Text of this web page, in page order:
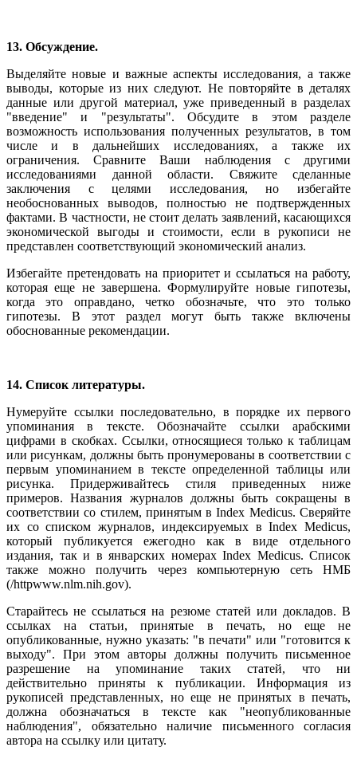
13. Обсуждение.
Выделяйте новые и важные аспекты исследования, а также
выводы, которые из них следуют. Не повторяйте в деталях
данные или другой материал, уже приведенный в разделах
"введение" и "результаты". Обсудите в этом разделе
возможность использования полученных результатов, в том
числе и в дальнейших исследованиях, а также их
ограничения. Сравните Ваши наблюдения с другими
исследованиями данной области. Свяжите сделанные
заключения с целями исследования, но избегайте
необоснованных выводов, полностью не подтвержденных
фактами. В частности, не стоит делать заявлений, касающихся
экономической выгоды и стоимости, если в рукописи не
представлен соответствующий экономический анализ.
Избегайте претендовать на приоритет и ссылаться на работу,
которая еще не завершена. Формулируйте новые гипотезы,
когда это оправдано, четко обозначьте, что это только
гипотезы. В этот раздел могут быть также включены
обоснованные рекомендации.
14. Список литературы.
Нумеруйте ссылки последовательно, в порядке их первого
упоминания в тексте. Обозначайте ссылки арабскими
цифрами в скобках. Ссылки, относящиеся только к таблицам
или рисункам, должны быть пронумерованы в соответствии с
первым упоминанием в тексте определенной таблицы или
рисунка. Придерживайтесь стиля приведенных ниже
примеров. Названия журналов должны быть сокращены в
соответствии со стилем, принятым в Index Medicus. Сверяйте
их со списком журналов, индексируемых в Index Medicus,
который публикуется ежегодно как в виде отдельного
издания, так и в январских номерах Index Medicus. Список
также можно получить через компьютерную сеть НМБ
(/httpwww.nlm.nih.gov).
Старайтесь не ссылаться на резюме статей или докладов. В
ссылках на статьи, принятые в печать, но еще не
опубликованные, нужно указать: "в печати" или "готовится к
выходу". При этом авторы должны получить письменное
разрешение на упоминание таких статей, что ни
действительно приняты к публикации. Информация из
рукописей представленных, но еще не принятых в печать,
должна обозначаться в тексте как "неопубликованные
наблюдения", обязательно наличие письменного согласия
автора на ссылку или цитату.